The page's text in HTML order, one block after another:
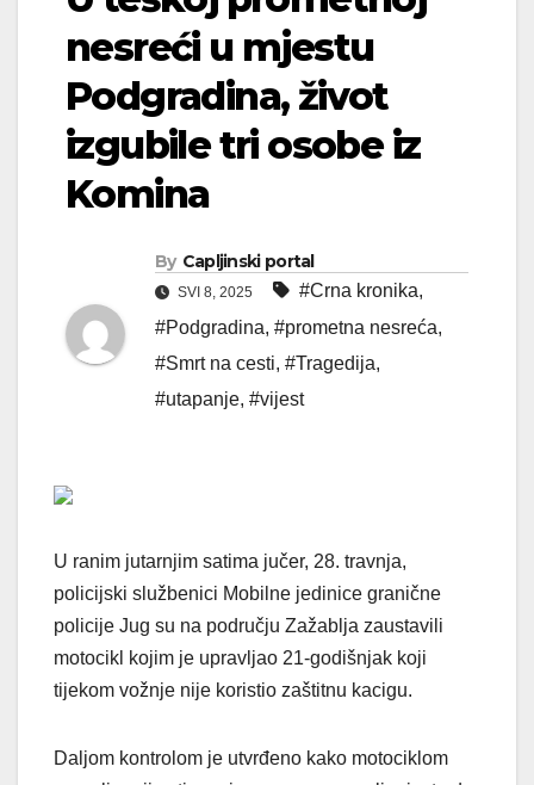
nesreći u mjestu
Podgradina, život
izgubile tri osobe iz
Komina
By Capljinski portal
SVI 8, 2025 #Crna kronika,
#Podgradina, #prometna nesreća,
#Smrt na cesti, #Tragedija,
#utapanje, #vijest
U ranim jutarnjim satima jučer, 28. travnja,
policijski službenici Mobilne jedinice granične
policije Jug su na području Zažablja zaustavili
motocikl kojim je upravljao 21-godišnjak koji
tijekom vožnje nije koristio zaštitnu kacigu.
Daljom kontrolom je utvrđeno kako motociklom